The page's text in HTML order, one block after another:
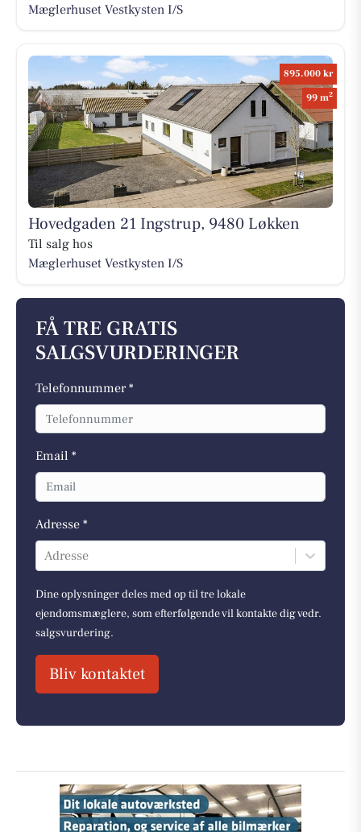
Mæglerhuset Vestkysten I/S
895.000 kr
99 m2
Hovedgaden 21 Ingstrup, 9480 Løkken
Til salg hos
Mæglerhuset Vestkysten I/S
FÅ TRE GRATIS
SALGSVURDERINGER
Telefonnummer *
Email *
Adresse *
Adresse
Dine oplysninger deles med op til tre lokale
ejendomsmæglere, som efterfølgende vil kontakte dig vedr.
salgsvurdering.
Bliv kontaktet